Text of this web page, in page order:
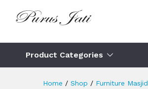
Product Categories
Home / Shop / Furniture Masjid